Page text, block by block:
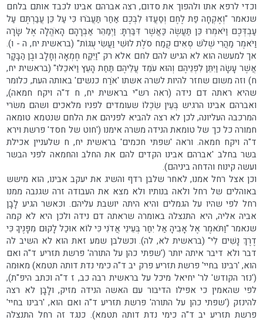
וכדי לרפא אתו ולהפוך את סדום, רצה אברהם אבינו לכבד אותם בלחם
שנאמר "וְאֶקְחָה פַת לֶחֶם וְסַעֲדוּ לִבְּכֶם אַחַר תַּעֲבֹרוּ כִּי עַל כֵּן עֲבַרְתֶּם עַל
עַבְדְּכֶם וַיֹּאמְרוּ כֵּן תַּעֲשֶׂה כַּאֲשֶׁר דִּבַּרְתָּ: וַיְמַהֵר אַבְרָהָם הָאֹהֱלָה אֶל שָׂרָה
וַיֹּאמֶר מַהֲרִי שְׁלֹשׁ סְאִים קֶמַח סֹלֶת לוּשִׁי וַעֲשִׂי עֻגוֹת" (בראשית יח, ה - ו).
אך למעשה הוא לא הגיש להם לחם אלא רק "וַיִּקַּח חֶמְאָה וְחָלָב וּבֶן הַבָּקָר
אֲשֶׁר עָשָׂה וַיִּתֵּן לִפְנֵיהֶם וְהוּא עֹמֵד עֲלֵיהֶם תַּחַת הָעֵץ וַיֹּאכֵלוּ" (בראשית יח,
ח) וזה משום שחזר להיות לשרה אשתו 'אֹרַח כנשים' באותה העת, כלומר
שהיא ראתה דם נידה (ראה רש"י בראשית יח, ח ד"ה ויקח חמאה),
ואברהם אבינו הרגיש בְּעֵין שִׂכְלוֹ שעומדים לפניו מלאכים ושהם משׂרי
המרכבה העליונה, לכן לא רצה להביא לפניהם את הלחם שנטמא טומאה
חמורה כל כך של טומאת הנידה משרה אימנו ('חוט של חסד' פרשת וירא
ד"ה ויקח חמאה. וראה 'שפתי חכמים' בראשית יח, ח שלעניין אכילת
בשר בחלב 'אברהם אבינו הקדים להם את החלב והחמאה לפני הבשר
ועשה קינוח והדחה ביניהם).
וכן אצל רחל אמנו, לאחר שלבן רדף והשיג את יעקב אבינו, הוא מישש
באוהלים של רחל ולאה בנותיו ולא מצא את העבודה זרה שגנבה ממנו
רחל לפי שהיו על הגמלים והיא היתה יושבת עליהם. וכאשר הגיע לָבָן
אביה אליה, היא התנצלה באומרה שראתה דם נידה ולכן היא לא קמה
שנאמר "וַתֹּאמֶר אֶל אָבִיהָ אַל יִחַר בְּעֵינֵי אֲדֹנִי כִּי לוֹא אוּכַל לָקוּם מִפָּנֶיךָ כִּי
דֶרֶךְ נָשִׁים לִי" (בראשית לא, לה). וכשלבן שמע זאת הוא לא השיב לה
דבר ולא דיבר איתה יותר ('שפתי כהן על התורה' פרשת תזריע ד"ה ואם
הוא, 'רבינו בחיי' פרשת תזריע פרק יב ד"ה כימי נדת דותה תטמא) מאוּמה
('נזר הקודש' לר' יחיאל מיכל על בראשית רבה כב, ז ד"ה וכתב היפ"ת),
לפי שהאמין כי אפילו הדיבור עם האשה הנידה מזיק, ולָבָן לא רצה
להינזק ('שפתי כהן על התורה' פרשת תזריע ד"ה ואם הוא, 'רבינו בחיי'
פרשת תזריע יב ד"ה כימי נדת דותה תטמא). כנגד זה רחל התנצלה